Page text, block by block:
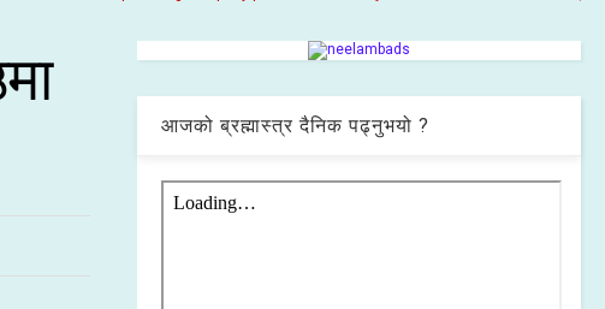
आजको ब्रह्मास्त्र दैनिक पढ्नुभयो ?